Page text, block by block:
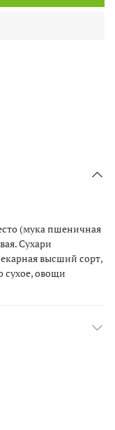
(мука пшеничная
Сухари
высший сорт,
сухое, овощи